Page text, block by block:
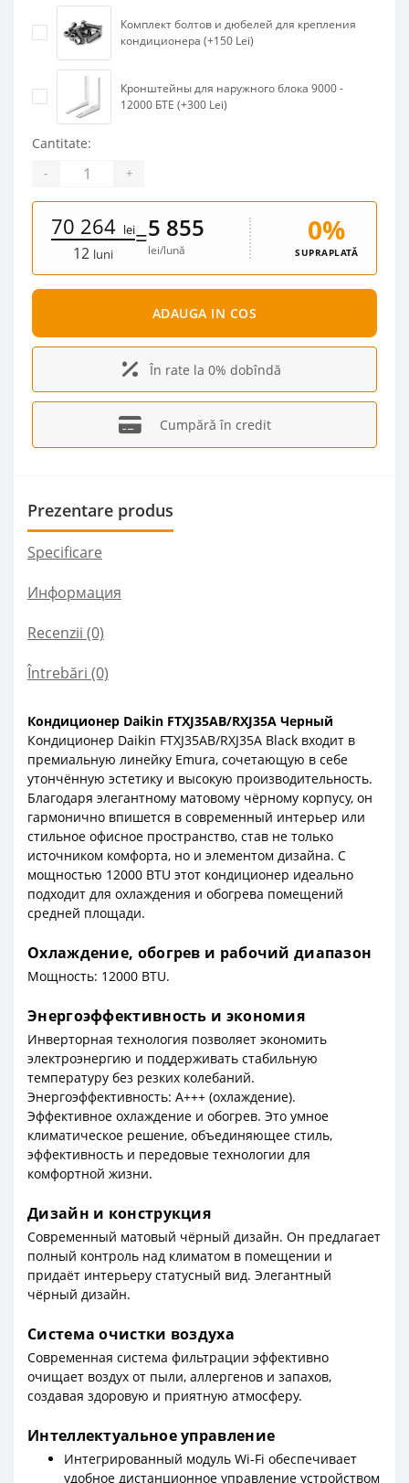
Комплект болтов и дюбелей для крепления
кондиционера (+150 Lei)
Кронштейны для наружного блока 9000 -
12000 БТЕ (+300 Lei)
Cantitate:
- +
70 264 lei
12 luni
=5 855
lei/lună
0%
SUPRAPLATĂ
ADAUGA IN COS
În rate la 0% dobîndă
Cumpără în credit
Prezentare produs
Specificare
Информация
Recenzii (0)
Întrebări (0)
Кондиционер Daikin FTXJ35AB/RXJ35A Черный
Кондиционер Daikin FTXJ35AB/RXJ35A Black входит в
премиальную линейку Emura, сочетающую в себе
утончённую эстетику и высокую производительность.
Благодаря элегантному матовому чёрному корпусу, он
гармонично впишется в современный интерьер или
стильное офисное пространство, став не только
источником комфорта, но и элементом дизайна. С
мощностью 12000 BTU этот кондиционер идеально
подходит для охлаждения и обогрева помещений
средней площади.
Охлаждение, обогрев и рабочий диапазон
Мощность: 12000 BTU.
Энергоэффективность и экономия
Инверторная технология позволяет экономить
электроэнергию и поддерживать стабильную
температуру без резких колебаний.
Энергоэффективность: A+++ (охлаждение).
Эффективное охлаждение и обогрев. Это умное
климатическое решение, объединяющее стиль,
эффективность и передовые технологии для
комфортной жизни.
Дизайн и конструкция
Современный матовый чёрный дизайн. Он предлагает
полный контроль над климатом в помещении и
придаёт интерьеру статусный вид. Элегантный
чёрный дизайн.
Система очистки воздуха
Современная система фильтрации эффективно
очищает воздух от пыли, аллергенов и запахов,
создавая здоровую и приятную атмосферу.
Интеллектуальное управление
Интегрированный модуль Wi-Fi обеспечивает
удобное дистанционное управление устройством